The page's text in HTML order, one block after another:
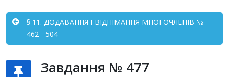
§ 11. ДОДАВАННЯ І ВІДНІМАННЯ МНОГОЧЛЕНІВ №
462 - 504
Завдання № 477